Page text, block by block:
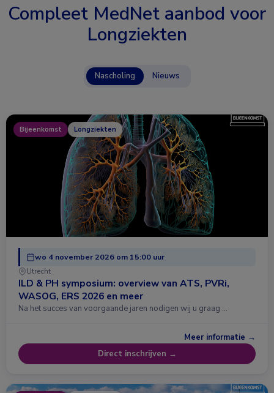
Compleet MedNet aanbod voor
Longziekten
Nascholing Nieuws
Bijeenkomst Longziekten
wo 4 november 2026 om 15:00 uur
Utrecht
ILD & PH symposium: overview van ATS, PVRi,
WASOG, ERS 2026 en meer
Na het succes van voorgaande jaren nodigen wij u graag …
Meer informatie →
Direct inschrijven →